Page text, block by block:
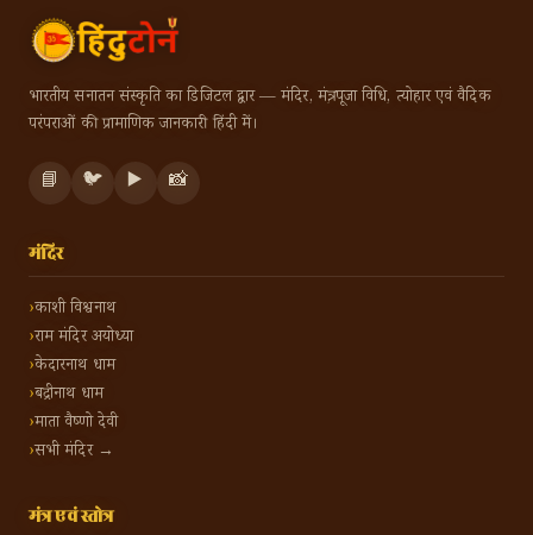
भारतीय सनातन संस्कृति का डिजिटल द्वार — मंदिर, मंत्र, पूजा विधि, त्योहार एवं वैदिक
परंपराओं की प्रामाणिक जानकारी हिंदी में।
📘 🐦 ▶️ 📸
मंदिर
काशी विश्वनाथ
राम मंदिर अयोध्या
केदारनाथ धाम
बद्रीनाथ धाम
माता वैष्णो देवी
सभी मंदिर →
मंत्र एवं स्तोत्र